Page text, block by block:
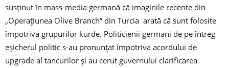
susținut în mass-media germană că imaginile recente din
„Operațiunea Olive Branch” din Turcia arată că sunt folosite
împotriva grupurilor kurde. Politicienii germani de pe întreg
eșicherul politic s-au pronunțat împotriva acordului de
upgrade al tancurilor și au cerut guvernului clarificarea